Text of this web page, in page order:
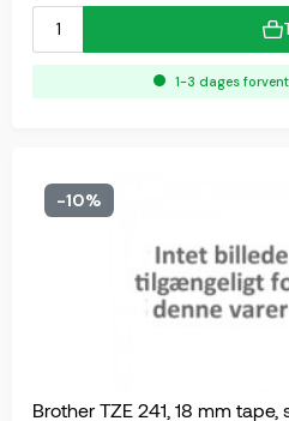
1-3 dages
-10%
Brother TZE 241, 18 mm